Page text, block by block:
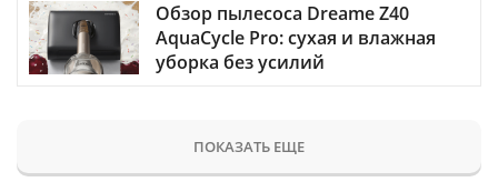
Обзор пылесоса Dreame Z40
AquaCycle Pro: сухая и влажная
уборка без усилий
ПОКАЗАТЬ ЕЩЕ